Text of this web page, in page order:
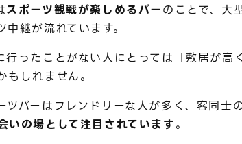
スポーツ観戦が楽しめるバーのことで、大
継が流れています。
行ったことがない人にとっては「敷居が高
しれません。
ツバーはフレンドリーな人が多く、客同士
いの場として注目されています。